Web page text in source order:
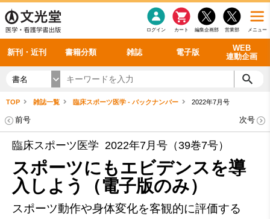
メニュー
営業部
編集企画部
カート
ログイン
新刊・近刊 書籍分類 雑誌 電子版
WEB
連動企画
感染症 老年医学
看護・介護
呼吸器
循環器
シリーズ一覧
雑誌投稿規定
理学療法
雑誌案内・年間購読 最新号 バックナンバー
電子書籍
電子雑誌
書籍「データに基づく臨床動作分析」WEB動画
書籍「眼手術学」WEB動画
書籍「神経症候学 II 改訂第二版」 WEB動画
新刊一覧
今後の発行予定
書名
TOP 雑誌一覧 臨床スポーツ医学 - バックナンバー 2022年7月号
前号 次号
臨床スポーツ医学 2022年7月号（39巻7号）
スポーツにもエビデンスを導
入しよう（電子版のみ）
スポーツ動作や身体変化を客観的に評価する